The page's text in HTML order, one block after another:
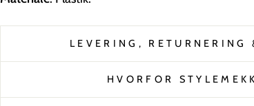
LEVERING, RETURNERING
HVORFOR